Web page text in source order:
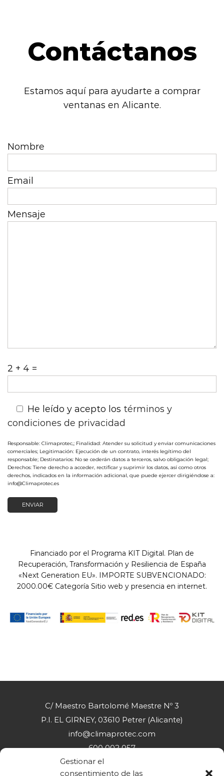
Gestionar el
consentimiento de las
Contáctanos
Estamos aquí para ayudarte a comprar
ventanas en Alicante.
Nombre
Email
Mensaje
2 + 4 =
He leído y acepto los términos y
condiciones de privacidad
Responsable: Climaprotec,; Finalidad: Atender su solicitud y enviar comunicaciones
comerciales; Legitimación: Ejecución de un contrato, interés legítimo del
responsable; Destinatarios: No se cederán datos a terceros, salvo obligación legal;
Derechos: Tiene derecho a acceder, rectificar y suprimir los datos, así como otros
derechos, indicados en la información adicional, que puede ejercer dirigiéndose a:
info@Climaprotec.es
Financiado por el Programa KIT Digital. Plan de
Recuperación, Transformación y Resiliencia de España
«Next Generation EU». IMPORTE SUBVENCIONADO:
2000.00€ Categoría Sitio web y presencia en internet.
C/ Maestro Bartolomé Maestre Nº 3
P.I. EL GIRNEY, 03610 Petrer (Alicante)
info@climaprotec.com
600 002 057